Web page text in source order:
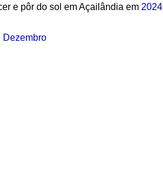
e pôr do sol em Açailândia em 2024
Dezembro